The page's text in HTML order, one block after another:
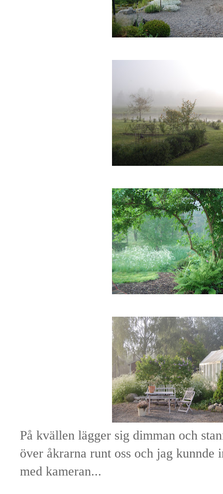
På kvällen lägger sig dimman och
över åkrarna runt oss och jag kunnde
med kameran...